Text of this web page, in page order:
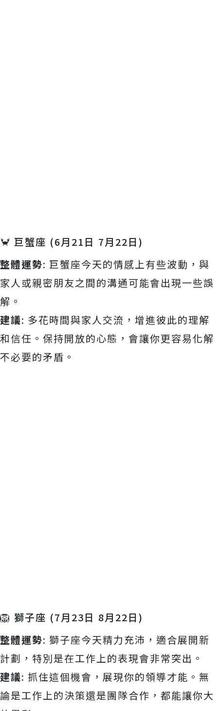
🦀 巨蟹座 (6月21日 7月22日)
整體運勢: 巨蟹座今天的情感上有些波動，與
家人或親密朋友之間的溝通可能會出現一些誤
解。
建議: 多花時間與家人交流，增進彼此的理解
和信任。保持開放的心態，會讓你更容易化解
不必要的矛盾。
🦁 獅子座 (7月23日 8月22日)
整體運勢: 獅子座今天精力充沛，適合展開新
計劃，特別是在工作上的表現會非常突出。
建議: 抓住這個機會，展現你的領導才能。無
論是工作上的決策還是團隊合作，都能讓你大